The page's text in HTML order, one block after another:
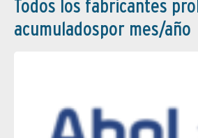
Todos los fabricantes
acumuladospor mes/año